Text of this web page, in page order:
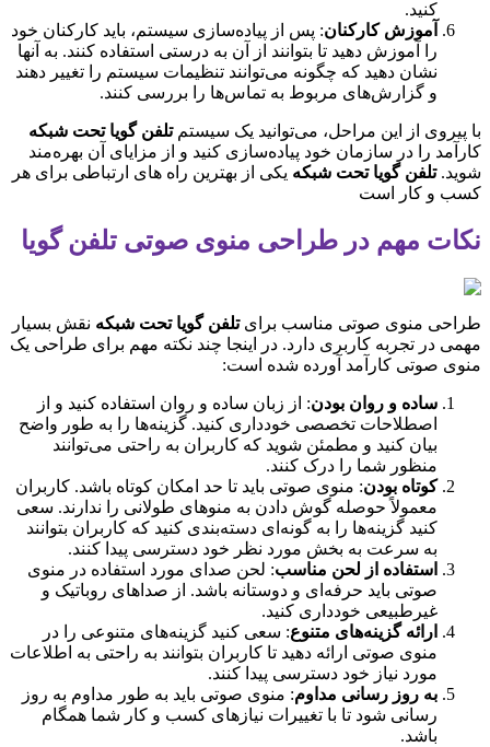
آموزش کارکنان : پس از پیاده‌سازی سیستم، باید کارکنان خود
را آموزش دهید تا بتوانند از آن به درستی استفاده کنند. به آنها
نشان دهید که چگونه می‌توانند تنظیمات سیستم را تغییر دهند
و گزارش‌های مربوط به تماس‌ها را بررسی کنند.
از این مراحل، می‌توانید یک سیستمتلفن گویا تحت شبکه
را در سازمان خود پیاده‌سازی کنید و از مزایای آن بهره‌مند
تلفن گویا تحت شبکهیکی از بهترین راه های ارتباطی برای هر
و کار است
مهم در طراحی منوی صوتی تلفن گویا
منوی صوتی مناسب برایتلفن گویا تحت شبکهنقش بسیار
در تجربه کاربری دارد. در اینجا چند نکته مهم برای طراحی یک
صوتی کارآمد آورده شده است:
ساده و روان بودن : از زبان ساده و روان استفاده کنید و از
اصطلاحات تخصصی خودداری کنید. گزینه‌ها را به طور واضح
بیان کنید و مطمئن شوید که کاربران به راحتی می‌توانند
منظور شما را درک کنند.
کوتاه بودن : منوی صوتی باید تا حد امکان کوتاه باشد. کاربران
معمولاً حوصله گوش دادن به منوهای طولانی را ندارند. سعی
کنید گزینه‌ها را به گونه‌ای دسته‌بندی کنید که کاربران بتوانند
به سرعت به بخش مورد نظر خود دسترسی پیدا کنند.
استفاده از لحن مناسب: لحن صدای مورد استفاده در منوی
صوتی باید حرفه‌ای و دوستانه باشد. از صداهای روباتیک و
غیرطبیعی خودداری کنید.
ارائه گزینه‌های متنوع: سعی کنید گزینه‌های متنوعی را در
منوی صوتی ارائه دهید تا کاربران بتوانند به راحتی به اطلاعات
مورد نیاز خود دسترسی پیدا کنند.
به روز رسانی مداوم: منوی صوتی باید به طور مداوم به روز
رسانی شود تا با تغییرات نیازهای کسب و کار شما همگام
باشد.